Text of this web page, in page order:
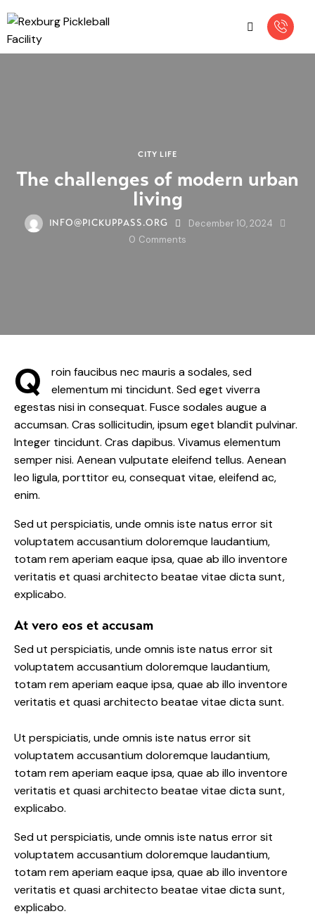
CITY LIFE
The challenges of modern urban
living
INFO@PICKUPPASS.ORG
December 10, 2024
0 Comments
Q
roin faucibus nec mauris a sodales, sed
elementum mi tincidunt. Sed eget viverra
egestas nisi in consequat. Fusce sodales augue a
accumsan. Cras sollicitudin, ipsum eget blandit pulvinar.
Integer tincidunt. Cras dapibus. Vivamus elementum
semper nisi. Aenean vulputate eleifend tellus. Aenean
leo ligula, porttitor eu, consequat vitae, eleifend ac,
enim.
Sed ut perspiciatis, unde omnis iste natus error sit
voluptatem accusantium doloremque laudantium,
totam rem aperiam eaque ipsa, quae ab illo inventore
veritatis et quasi architecto beatae vitae dicta sunt,
explicabo.
At vero eos et accusam
Sed ut perspiciatis, unde omnis iste natus error sit
voluptatem accusantium doloremque laudantium,
totam rem aperiam eaque ipsa, quae ab illo inventore
veritatis et quasi architecto beatae vitae dicta sunt.
Ut perspiciatis, unde omnis iste natus error sit
voluptatem accusantium doloremque laudantium,
totam rem aperiam eaque ipsa, quae ab illo inventore
veritatis et quasi architecto beatae vitae dicta sunt,
explicabo.
Sed ut perspiciatis, unde omnis iste natus error sit
voluptatem accusantium doloremque laudantium,
totam rem aperiam eaque ipsa, quae ab illo inventore
veritatis et quasi architecto beatae vitae dicta sunt,
explicabo.